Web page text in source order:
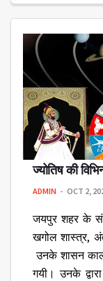
ज्योतिष की
ADMIN OCT 2,
जयपुर शहर के
खगोल शास्त्र,
उनके शासन
गयी। उनके